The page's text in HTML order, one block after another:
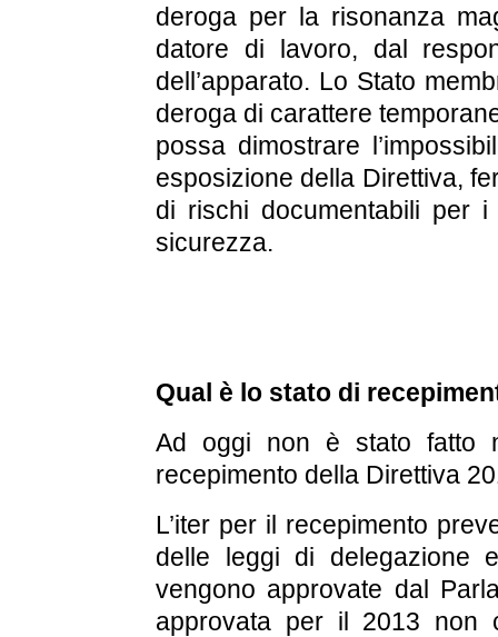
deroga per la risonanza
datore di lavoro, dal
dell’apparato. Lo Stato
deroga di carattere
possa dimostrare
esposizione della Direttiva,
di rischi documentabili per
sicurezza.
Qual è lo stato di
Ad oggi non è stato fatto
recepimento della Direttiva
L’iter per il recepimento
delle leggi di delegazione
vengono approvate dal
approvata per il 2013 non